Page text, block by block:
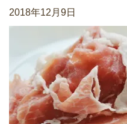
2018年12月9日